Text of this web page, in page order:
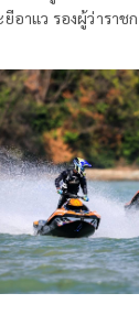
อาแว รองผู้ว่าราช
รพงศ์ พันธ์นาค เจ้า
ที่สำนักงานเจ้าท่าภู